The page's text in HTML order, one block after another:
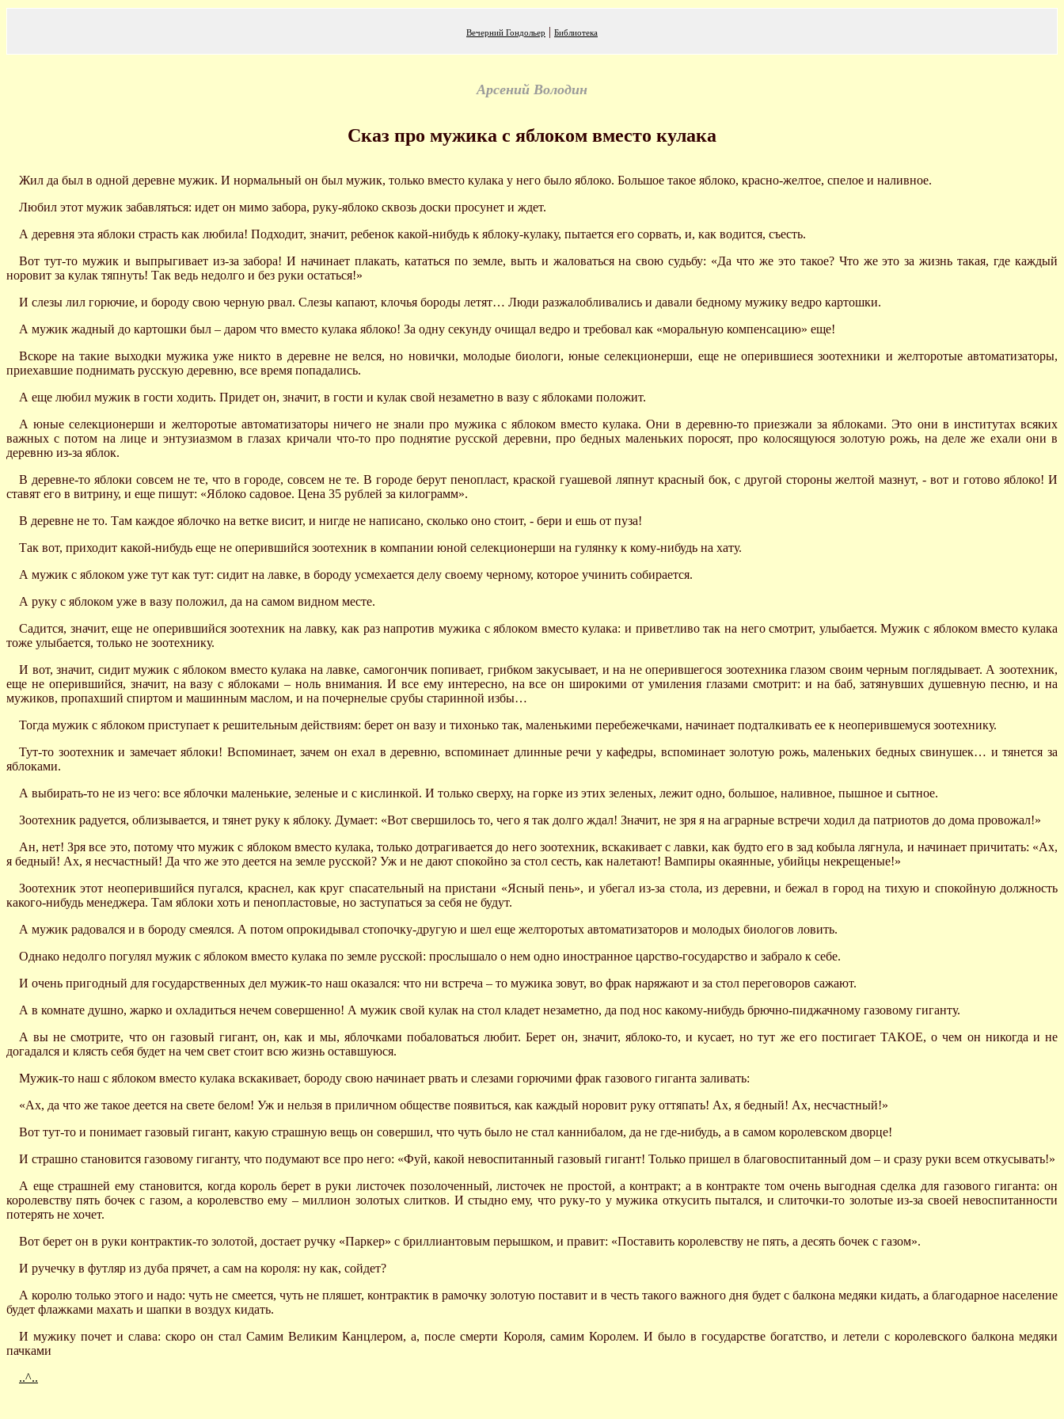
Вечерний Гондольер | Библиотека
Арсений Володин
Сказ про мужика с яблоком вместо кулака
Жил да был в одной деревне мужик. И нормальный он был мужик, только вместо кулака у него было яблоко. Большое такое яблоко, красно-желтое, спелое и наливное.
Любил этот мужик забавляться: идет он мимо забора, руку-яблоко сквозь доски просунет и ждет.
А деревня эта яблоки страсть как любила! Подходит, значит, ребенок какой-нибудь к яблоку-кулаку, пытается его сорвать, и, как водится, съесть.
Вот тут-то мужик и выпрыгивает из-за забора! И начинает плакать, кататься по земле, выть и жаловаться на свою судьбу: «Да что же это такое? Что же это за жизнь такая, где каждый
норовит за кулак тяпнуть! Так ведь недолго и без руки остаться!»
И слезы лил горючие, и бороду свою черную рвал. Слезы капают, клочья бороды летят… Люди разжалобливались и давали бедному мужику ведро картошки.
А мужик жадный до картошки был – даром что вместо кулака яблоко! За одну секунду очищал ведро и требовал как «моральную компенсацию» еще!
Вскоре на такие выходки мужика уже никто в деревне не велся, но новички, молодые биологи, юные селекционерши, еще не оперившиеся зоотехники и желторотые автоматизаторы,
приехавшие поднимать русскую деревню, все время попадались.
А еще любил мужик в гости ходить. Придет он, значит, в гости и кулак свой незаметно в вазу с яблоками положит.
А юные селекционерши и желторотые автоматизаторы ничего не знали про мужика с яблоком вместо кулака. Они в деревню-то приезжали за яблоками. Это они в институтах всяких
важных с потом на лице и энтузиазмом в глазах кричали что-то про поднятие русской деревни, про бедных маленьких поросят, про колосящуюся золотую рожь, на деле же ехали они в
деревню из-за яблок.
В деревне-то яблоки совсем не те, что в городе, совсем не те. В городе берут пенопласт, краской гуашевой ляпнут красный бок, с другой стороны желтой мазнут, - вот и готово яблоко! И
ставят его в витрину, и еще пишут: «Яблоко садовое. Цена 35 рублей за килограмм».
В деревне не то. Там каждое яблочко на ветке висит, и нигде не написано, сколько оно стоит, - бери и ешь от пуза!
Так вот, приходит какой-нибудь еще не оперившийся зоотехник в компании юной селекционерши на гулянку к кому-нибудь на хату.
А мужик с яблоком уже тут как тут: сидит на лавке, в бороду усмехается делу своему черному, которое учинить собирается.
А руку с яблоком уже в вазу положил, да на самом видном месте.
Садится, значит, еще не оперившийся зоотехник на лавку, как раз напротив мужика с яблоком вместо кулака: и приветливо так на него смотрит, улыбается. Мужик с яблоком вместо кулака
тоже улыбается, только не зоотехнику.
И вот, значит, сидит мужик с яблоком вместо кулака на лавке, самогончик попивает, грибком закусывает, и на не оперившегося зоотехника глазом своим черным поглядывает. А зоотехник,
еще не оперившийся, значит, на вазу с яблоками – ноль внимания. И все ему интересно, на все он широкими от умиления глазами смотрит: и на баб, затянувших душевную песню, и на
мужиков, пропахший спиртом и машинным маслом, и на почернелые срубы старинной избы…
Тогда мужик с яблоком приступает к решительным действиям: берет он вазу и тихонько так, маленькими перебежечками, начинает подталкивать ее к неоперившемуся зоотехнику.
Тут-то зоотехник и замечает яблоки! Вспоминает, зачем он ехал в деревню, вспоминает длинные речи у кафедры, вспоминает золотую рожь, маленьких бедных свинушек… и тянется за
яблоками.
А выбирать-то не из чего: все яблочки маленькие, зеленые и с кислинкой. И только сверху, на горке из этих зеленых, лежит одно, большое, наливное, пышное и сытное.
Зоотехник радуется, облизывается, и тянет руку к яблоку. Думает: «Вот свершилось то, чего я так долго ждал! Значит, не зря я на аграрные встречи ходил да патриотов до дома провожал!»
Ан, нет! Зря все это, потому что мужик с яблоком вместо кулака, только дотрагивается до него зоотехник, вскакивает с лавки, как будто его в зад кобыла лягнула, и начинает причитать: «Ах,
я бедный! Ах, я несчастный! Да что же это деется на земле русской? Уж и не дают спокойно за стол сесть, как налетают! Вампиры окаянные, убийцы некрещеные!»
Зоотехник этот неоперившийся пугался, краснел, как круг спасательный на пристани «Ясный пень», и убегал из-за стола, из деревни, и бежал в город на тихую и спокойную должность
какого-нибудь менеджера. Там яблоки хоть и пенопластовые, но заступаться за себя не будут.
А мужик радовался и в бороду смеялся. А потом опрокидывал стопочку-другую и шел еще желторотых автоматизаторов и молодых биологов ловить.
Однако недолго погулял мужик с яблоком вместо кулака по земле русской: прослышало о нем одно иностранное царство-государство и забрало к себе.
И очень пригодный для государственных дел мужик-то наш оказался: что ни встреча – то мужика зовут, во фрак наряжают и за стол переговоров сажают.
А в комнате душно, жарко и охладиться нечем совершенно! А мужик свой кулак на стол кладет незаметно, да под нос какому-нибудь брючно-пиджачному газовому гиганту.
А вы не смотрите, что он газовый гигант, он, как и мы, яблочками побаловаться любит. Берет он, значит, яблоко-то, и кусает, но тут же его постигает ТАКОЕ, о чем он никогда и не
догадался и клясть себя будет на чем свет стоит всю жизнь оставшуюся.
Мужик-то наш с яблоком вместо кулака вскакивает, бороду свою начинает рвать и слезами горючими фрак газового гиганта заливать:
«Ах, да что же такое деется на свете белом! Уж и нельзя в приличном обществе появиться, как каждый норовит руку оттяпать! Ах, я бедный! Ах, несчастный!»
Вот тут-то и понимает газовый гигант, какую страшную вещь он совершил, что чуть было не стал каннибалом, да не где-нибудь, а в самом королевском дворце!
И страшно становится газовому гиганту, что подумают все про него: «Фуй, какой невоспитанный газовый гигант! Только пришел в благовоспитанный дом – и сразу руки всем откусывать!»
А еще страшней ему становится, когда король берет в руки листочек позолоченный, листочек не простой, а контракт; а в контракте том очень выгодная сделка для газового гиганта: он
королевству пять бочек с газом, а королевство ему – миллион золотых слитков. И стыдно ему, что руку-то у мужика откусить пытался, и слиточки-то золотые из-за своей невоспитанности
потерять не хочет.
Вот берет он в руки контрактик-то золотой, достает ручку «Паркер» с бриллиантовым перышком, и правит: «Поставить королевству не пять, а десять бочек с газом».
И ручечку в футляр из дуба прячет, а сам на короля: ну как, сойдет?
А королю только этого и надо: чуть не смеется, чуть не пляшет, контрактик в рамочку золотую поставит и в честь такого важного дня будет с балкона медяки кидать, а благодарное население
будет флажками махать и шапки в воздух кидать.
И мужику почет и слава: скоро он стал Самим Великим Канцлером, а, после смерти Короля, самим Королем. И было в государстве богатство, и летели с королевского балкона медяки
пачками
..^..